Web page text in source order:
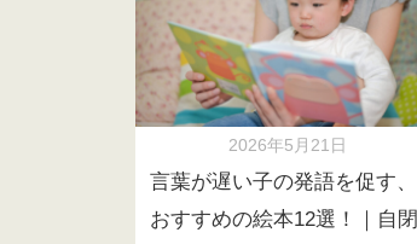
2026年5月21日
言葉が遅い子の発語を促す、
おすすめの絵本12選！｜自閉